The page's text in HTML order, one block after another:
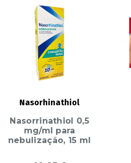
Nasorhinathiol
Nasorrinathiol 0,5
mg/ml para
nebulização, 15 ml